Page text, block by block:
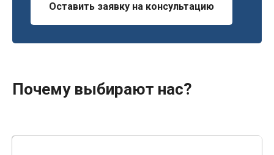
Оставить заявку на консультацию
Почему выбирают нас?